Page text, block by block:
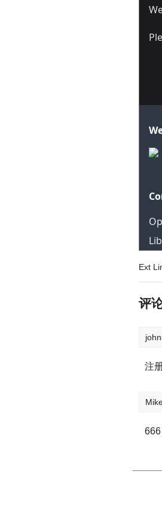
Ext
评
注
666